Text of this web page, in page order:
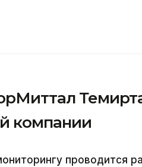
компании
проводится